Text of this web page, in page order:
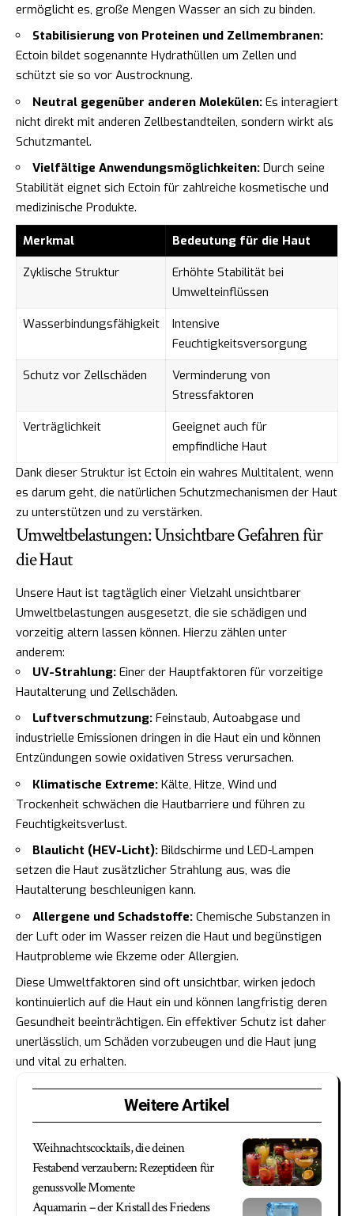
ermöglicht es, große Mengen Wasser an sich zu binden.
Stabilisierung von Proteinen und Zellmembranen:
Ectoin bildet sogenannte Hydrathüllen um Zellen und
schützt sie so vor Austrocknung.
Neutral gegenüber anderen Molekülen: Es interagiert
nicht direkt mit anderen Zellbestandteilen, sondern wirkt als
Schutzmantel.
Vielfältige Anwendungsmöglichkeiten: Durch seine
Stabilität eignet sich Ectoin für zahlreiche kosmetische und
medizinische Produkte.
Merkmal
Bedeutung für die Haut
Zyklische Struktur
Erhöhte Stabilität bei
Umwelteinflüssen
Wasserbindungsfähigkeit
Intensive
Feuchtigkeitsversorgung
Schutz vor Zellschäden
Verminderung von
Stressfaktoren
Verträglichkeit
Geeignet auch für
empfindliche Haut
Dank dieser Struktur ist Ectoin ein wahres Multitalent, wenn
es darum geht, die natürlichen Schutzmechanismen der Haut
zu unterstützen und zu verstärken.
Umweltbelastungen: Unsichtbare Gefahren für
die Haut
Unsere Haut ist tagtäglich einer Vielzahl unsichtbarer
Umweltbelastungen ausgesetzt, die sie schädigen und
vorzeitig altern lassen können. Hierzu zählen unter
anderem:
UV-Strahlung: Einer der Hauptfaktoren für vorzeitige
Hautalterung und Zellschäden.
Luftverschmutzung: Feinstaub, Autoabgase und
industrielle Emissionen dringen in die Haut ein und können
Entzündungen sowie oxidativen Stress verursachen.
Klimatische Extreme: Kälte, Hitze, Wind und
Trockenheit schwächen die Hautbarriere und führen zu
Feuchtigkeitsverlust.
Blaulicht (HEV-Licht): Bildschirme und LED-Lampen
setzen die Haut zusätzlicher Strahlung aus, was die
Hautalterung beschleunigen kann.
Allergene und Schadstoffe: Chemische Substanzen in
der Luft oder im Wasser reizen die Haut und begünstigen
Hautprobleme wie Ekzeme oder Allergien.
Diese Umweltfaktoren sind oft unsichtbar, wirken jedoch
kontinuierlich auf die Haut ein und können langfristig deren
Gesundheit beeinträchtigen. Ein effektiver Schutz ist daher
unerlässlich, um Schäden vorzubeugen und die Haut jung
und vital zu erhalten.
Weitere Artikel
Weihnachtscocktails, die deinen
Festabend verzaubern: Rezeptideen für
genussvolle Momente
Aquamarin – der Kristall des Friedens